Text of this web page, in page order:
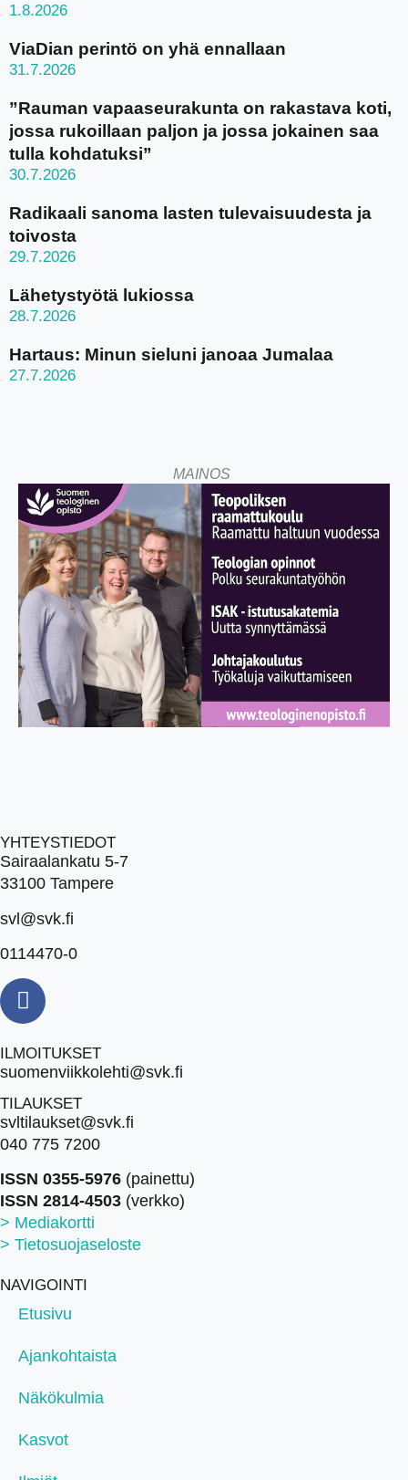
1.8.2026
ViaDian perintö on yhä ennallaan
31.7.2026
”Rauman vapaaseurakunta on rakastava koti,
jossa rukoillaan paljon ja jossa jokainen saa
tulla kohdatuksi”
30.7.2026
Radikaali sanoma lasten tulevaisuudesta ja
toivosta
29.7.2026
Lähetystyötä lukiossa
28.7.2026
Hartaus: Minun sieluni janoaa Jumalaa
27.7.2026
MAINOS
YHTEYSTIEDOT
Sairaalankatu 5-7
33100 Tampere
svl@svk.fi
0114470-0
ILMOITUKSET
suomenviikkolehti@svk.fi
TILAUKSET
svltilaukset@svk.fi
040 775 7200
ISSN 0355-5976 (painettu)
ISSN 2814-4503 (verkko)
> Mediakortti
> Tietosuojaseloste
NAVIGOINTI
Etusivu
Ajankohtaista
Näkökulmia
Kasvot